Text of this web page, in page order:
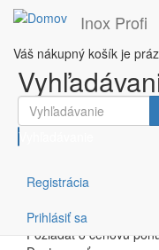
Skočiť na hlavný obsah
Inox Profi
Váš nákupný košík je
Vyhľadávanie
Registrácia
Prihlásiť sa
SPK-1
SPK-1
Podstavec pod
Požiadať o cenovú